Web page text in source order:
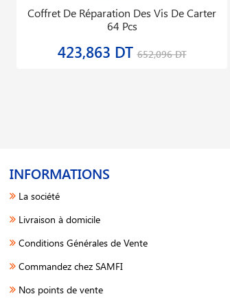
Coffret De Réparation Des Vis De Carter
64 Pcs
423,863 DT652,096 DT
INFORMATIONS
La société
Livraison à domicile
Conditions Générales de Vente
Commandez chez SAMFI
Nos points de vente